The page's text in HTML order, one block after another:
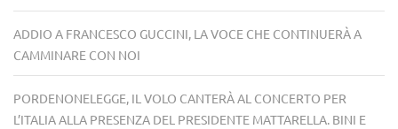
ADDIO A FRANCESCO GUCCINI, LA VOCE CHE CONTINUERÀ A
CAMMINARE CON NOI
PORDENONELEGGE, IL VOLO CANTERÀ AL CONCERTO PER
L’ITALIA ALLA PRESENZA DEL PRESIDENTE MATTARELLA. BINI E